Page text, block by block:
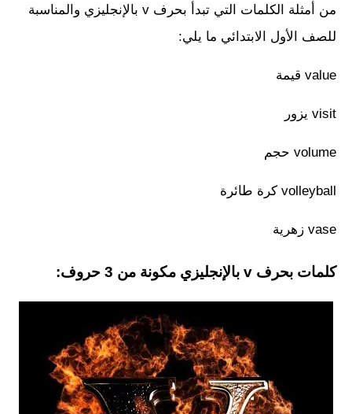
من أمثلة الكلمات التي تبدأ بحرف v بالإنجليزي والمناسبة
للصف الأول الابتدائي ما يلي:
value قيمة
visit يزور
volume حجم
volleyball كرة طائرة
vase زهرية
كلمات بحرف v بالإنجليزي مكونة من 3 حروف: